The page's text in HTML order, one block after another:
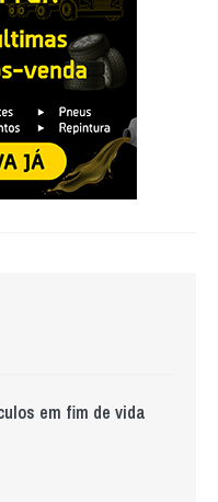
em fim de vida